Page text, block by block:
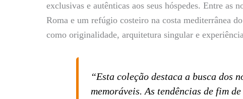
exclusivas e autênticas aos seus hóspedes. Entre as
Roma e um refúgio costeiro na costa mediterrânea
como originalidade, arquitetura singular e
“Esta coleção destaca a busca dos
memoráveis. As tendências de fim